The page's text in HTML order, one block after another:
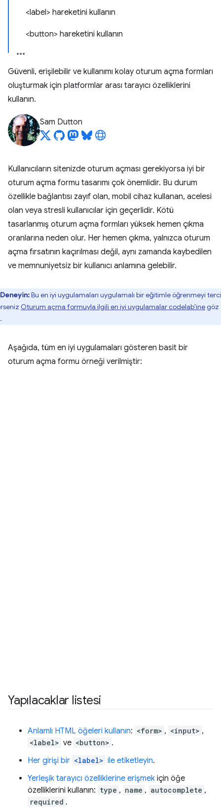
<label> hareketini kullanın
<button> hareketini kullanın
Güvenli, erişilebilir ve kullanımı kolay oturum açma formları
oluşturmak için platformlar arası tarayıcı özelliklerini
kullanın.
Sam Dutton
Kullanıcıların sitenizde oturum açması gerekiyorsa iyi bir
oturum açma formu tasarımı çok önemlidir. Bu durum
özellikle bağlantısı zayıf olan, mobil cihaz kullanan, acelesi
olan veya stresli kullanıcılar için geçerlidir. Kötü
tasarlanmış oturum açma formları yüksek hemen çıkma
oranlarına neden olur. Her hemen çıkma, yalnızca oturum
açma fırsatının kaçırılması değil, aynı zamanda kaybedilen
ve memnuniyetsiz bir kullanıcı anlamına gelebilir.
Deneyin:Bu en iyi uygulamaları uygulamalı bir eğitimle öğrenmeyi
Oturum açma formuyla ilgili en iyi uygulamalar codelab'inegöz
Aşağıda, tüm en iyi uygulamaları gösteren basit bir
oturum açma formu örneği verilmiştir:
Yapılacaklar listesi
Anlamlı HTML öğeleri kullanın: <form> , <input> ,
<label> ve <button> .
Her girişi bir <label> ile etiketleyin.
Yerleşik tarayıcı özelliklerine erişmek için öğe
özelliklerini kullanın: type , name , autocomplete ,
required .